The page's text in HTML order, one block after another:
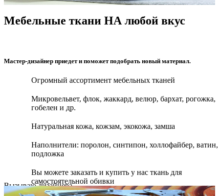
Мебельные ткани НА любой вкус
Мастер-дизайнер приедет и поможет подобрать новый материал.
Огромный ассортимент мебельных тканей
Микровельвет, флок, жаккард, велюр, бархат, рогожка,
гобелен и др.
Натуральная кожа, кожзам, экокожа, замша
Наполнители: поролон, синтипон, холлофайбер, ватин,
подложка
Вы можете заказать и купить у нас ткань для
самостоятельной обивки
Вызываю дизайнера